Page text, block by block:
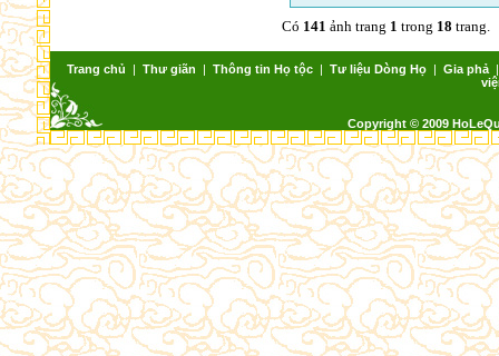
Có 141 ảnh trang 1 trong 18 trang.
Trang chủ | Thư giãn | Thông tin Họ tộc| Tư liệu Dòng Họ| Gia phả
Copyright © 2009